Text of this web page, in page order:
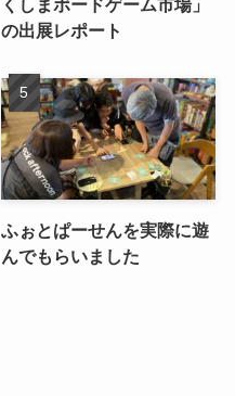
くしまボードゲーム市場」
の出展レポート
ふぉとぱーせんを実際に遊
んでもらいました